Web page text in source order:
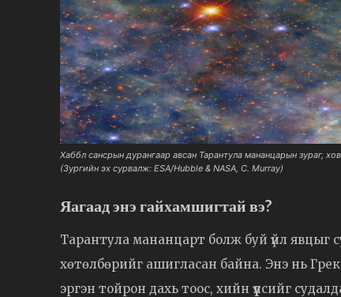
Хаббл сансрын дурангаар авсан Тарантула мананцарын зураг,
(Зургийн эх сурвалж: ESA/Hubble & NASA, C. Murray)
Яагаад энэ гайхамшигтай вэ?
Тарантула мананцарт болж буй үйл явцыг
хөтөлбөрийг ашигласан байна. Энэ нь
эргэн тойрон дахь тоос, хийн үүлсийг